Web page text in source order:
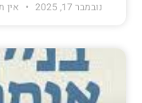
נובמבר 17, 2025 אין